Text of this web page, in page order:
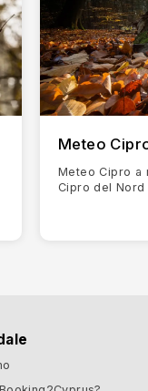
il lago diventa
il suo design
lusso con accesso
che cercano
destinazione
possono
avventura si
cuore del
Meteo
Meteo Cipro a
Cipro del